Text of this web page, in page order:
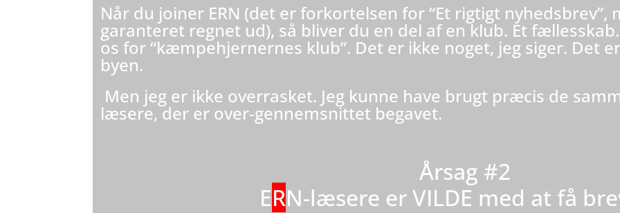
Når du joiner ERN (det er forkortelsen for “Et rigtigt nyhedsbrev”,
garanteret regnet ud), så bliver du en del af en klub. Et
os for “kæmpehjernernes klub”. Det er ikke noget, jeg siger. Det
byen.
Men jeg er ikke overrasket. Jeg kunne have brugt præcis de
læsere, der er over-gennemsnittet begavet.
Årsag #2
ERN-læsere er VILDE med at få